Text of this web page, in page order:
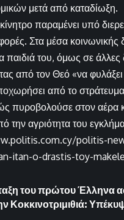
μετά από καταδίωξη.
παραμένει υπό
Στα μέσα
παιδιά του, όμως σε άλλες
από τον Θεό «να
από το
πυροβολούσε στον αέρα
την αγριότητα του
politis-
itan-o-drastis-toy-
του πρώτου Έλληνα
Κοκκινοτριμιθιά: